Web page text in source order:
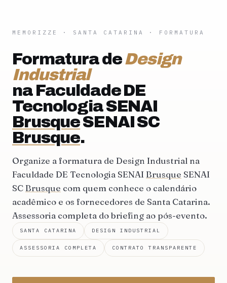
MEMORIZZE · SANTA CATARINA · FORMATURA
Formatura deDesign
Industrial
na Faculdade DE
Tecnologia SENAI
BrusqueSENAI SC
Brusque.
Organize a formatura de Design Industrial na
Faculdade DE Tecnologia SENAI Brusque SENAI
SCBrusque com quem conhece o calendário
acadêmico e os fornecedores de Santa Catarina.
Assessoria completa do briefing ao pós-evento.
SANTA CATARINA DESIGN INDUSTRIAL
ASSESSORIA COMPLETA CONTRATO TRANSPARENTE